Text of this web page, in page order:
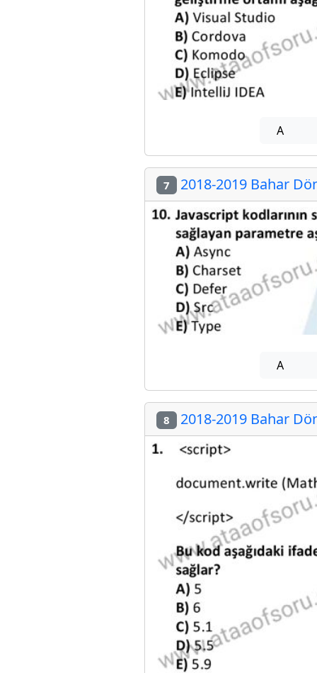
A
7 2018-2019 Bahar
A
8 2018-2019 Bahar